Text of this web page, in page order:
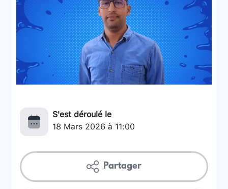
S'est déroulé le
18 Mars 2026 à 11:00
Partager